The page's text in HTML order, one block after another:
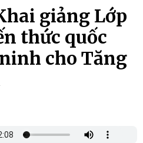
giảng Lớp
thức quốc
cho Tăng